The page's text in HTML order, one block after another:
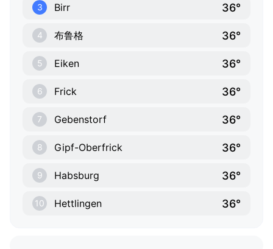
3 Birr 36°
4 布鲁格 36°
5 Eiken 36°
6 Frick 36°
7 Gebenstorf 36°
8 Gipf-Oberfrick 36°
9 Habsburg 36°
10 Hettlingen 36°